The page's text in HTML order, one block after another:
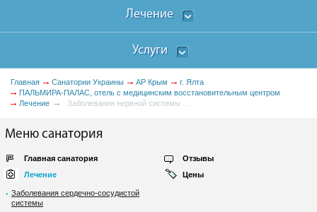
Лечение
Услуги
Главная Санатории Украины АР Крым
г. Ялта
ПАЛЬМИРА-ПАЛАС, отель с медицинским восстановительным центром
Лечение
Заболевания нервной системы ...
Меню санатория
Главная санатория
Отзывы
Лечение
Заболевания сердечно-сосудистой
системы
Цены